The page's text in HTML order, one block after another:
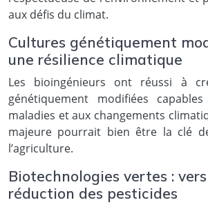
aux défis du climat.
Cultures génétiquement
une résilience climatique
Les bioingénieurs ont réussi à
génétiquement modifiées
maladies et aux changements
majeure pourrait bien être la clé
l’agriculture.
Biotechnologies vertes :
réduction des pesticides